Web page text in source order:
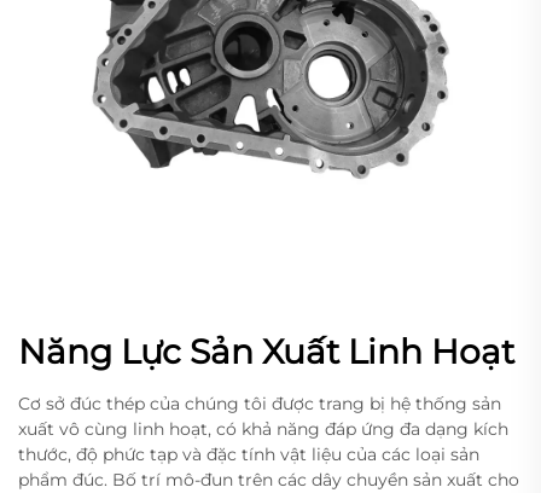
Năng Lực Sản Xuất Linh Hoạt
Cơ sở đúc thép của chúng tôi được trang bị hệ thống sản
xuất vô cùng linh hoạt, có khả năng đáp ứng đa dạng kích
thước, độ phức tạp và đặc tính vật liệu của các loại sản
phẩm đúc. Bố trí mô-đun trên các dây chuyền sản xuất cho